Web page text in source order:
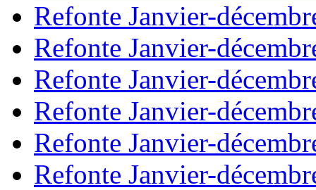
Refonte Janvier-
Refonte Janvier-
Refonte Janvier-
Refonte Janvier-
Refonte Janvier-
Refonte Janvier-